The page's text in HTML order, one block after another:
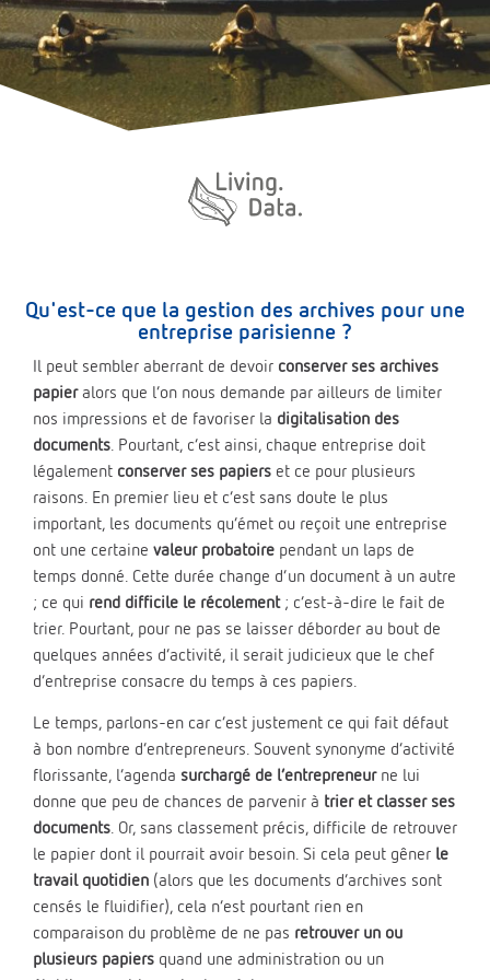
Qu'est-ce que la gestion des archives pour une
entreprise parisienne ?
Il peut sembler aberrant de devoir conserver ses archives
papieralors que l’on nous demande par ailleurs de limiter
nos impressions et de favoriser la digitalisation des
documents . Pourtant, c’est ainsi, chaque entreprise doit
légalement conserver ses papiers et ce pour plusieurs
raisons. En premier lieu et c’est sans doute le plus
important, les documents qu’émet ou reçoit une entreprise
ont une certaine valeur probatoire pendant un laps de
temps donné. Cette durée change d’un document à un autre
; ce qui rend difficile le récolement; c’est-à-dire le fait de
trier. Pourtant, pour ne pas se laisser déborder au bout de
quelques années d’activité, il serait judicieux que le chef
d’entreprise consacre du temps à ces papiers.
Le temps, parlons-en car c’est justement ce qui fait défaut
à bon nombre d’entrepreneurs. Souvent synonyme d’activité
florissante, l’agenda surchargé de l’entrepreneurne lui
donne que peu de chances de parvenir à trier et classer ses
documents. Or, sans classement précis, difficile de retrouver
le papier dont il pourrait avoir besoin. Si cela peut gêner le
travail quotidien (alors que les documents d’archives sont
censés le fluidifier), cela n’est pourtant rien en
comparaison du problème de ne pas retrouver un ou
plusieurs papiers quand une administration ou un